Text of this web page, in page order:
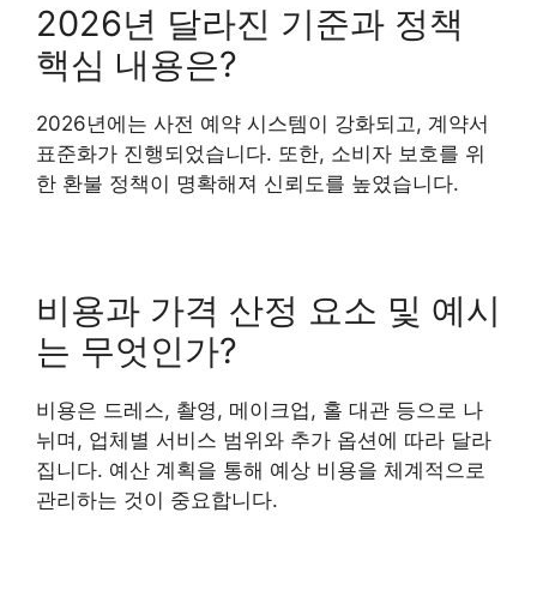
2026년 달라진 기준과 정책
핵심 내용은?
2026년에는 사전 예약 시스템이 강화되고, 계약서
표준화가 진행되었습니다. 또한, 소비자 보호를 위
한 환불 정책이 명확해져 신뢰도를 높였습니다.
비용과 가격 산정 요소 및 예시
는 무엇인가?
비용은 드레스, 촬영, 메이크업, 홀 대관 등으로 나
뉘며, 업체별 서비스 범위와 추가 옵션에 따라 달라
집니다. 예산 계획을 통해 예상 비용을 체계적으로
관리하는 것이 중요합니다.